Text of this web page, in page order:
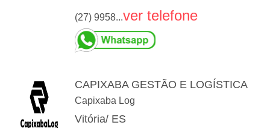
(27) 9958...ver telefone
CAPIXABA GESTÃO E LOGÍSTICA
Capixaba Log
Vitória/ ES